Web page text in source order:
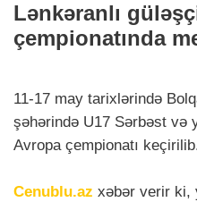
Lənkəranlı
çempionatında
11-17 may tarixlərində
şəhərində U17 Sərbəst və
Avropa çempionatı
Cenublu.az xəbər verir ki,